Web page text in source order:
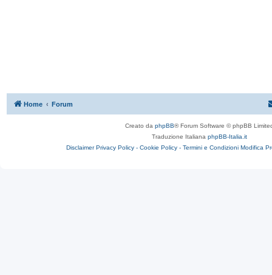
Home Forum
Creato da phpBB® Forum Software © phpBB
Traduzione Italiana phpBB-Italia.it
Disclaimer Privacy Policy - Cookie Policy - Termini e Condizioni Modifica